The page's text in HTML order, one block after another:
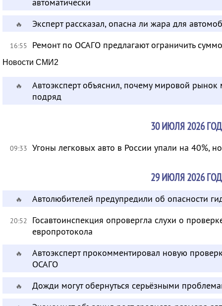
🔥 Эксперт рассказал, опасна ли жара для
16:55 Ремонт по ОСАГО предлагают ограничить
Новости СМИ2
🔥
Автоэксперт объяснил, почему мировой
подряд
30 ИЮЛЯ 2026
09:33 Угоны легковых авто в России упали на 40%,
29 ИЮЛЯ 2026
🔥 Автолюбителей предупредили об опасности
20:52
Госавтоинспекция опровергла слухи о
европротокола
🔥
Автоэксперт прокомментировал новую
ОСАГО
🔥 Дожди могут обернуться серьёзными